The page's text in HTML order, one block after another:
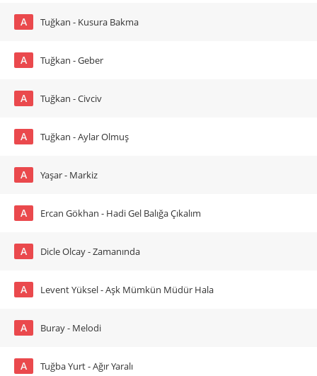
A Tuğkan - Kusura Bakma
A Tuğkan - Geber
A Tuğkan - Civciv
A Tuğkan - Aylar Olmuş
A Yaşar - Markiz
A Ercan Gökhan - Hadi Gel Balığa Çıkalım
A Dicle Olcay - Zamanında
A Levent Yüksel - Aşk Mümkün Müdür Hala
A Buray - Melodi
A Tuğba Yurt - Ağır Yaralı